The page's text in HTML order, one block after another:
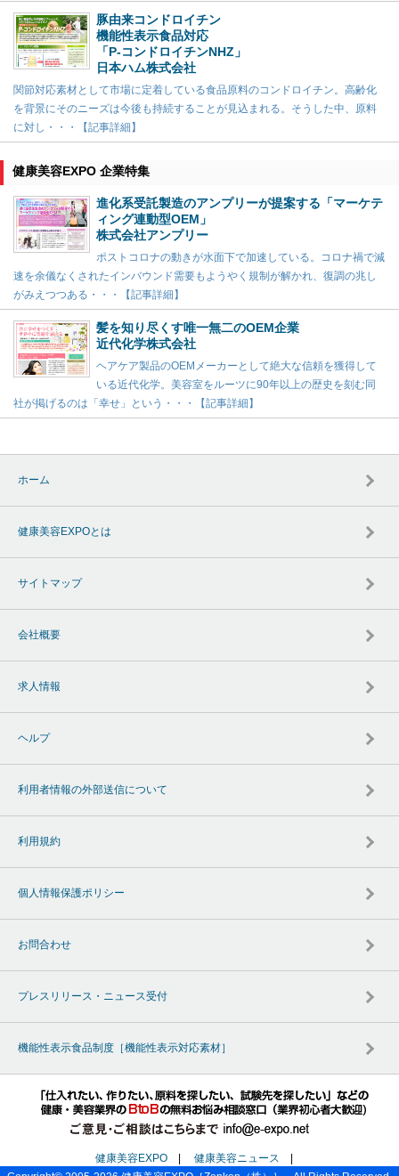
豚由来コンドロイチン
機能性表示食品対応
「P-コンドロイチンNHZ」
日本ハム株式会社
関節対応素材として市場に定着している食品原料のコンドロイチン。高齢化
を背景にそのニーズは今後も持続することが見込まれる。そうした中、原料
に対し・・・【記事詳細】
健康美容EXPO 企業特集
進化系受託製造のアンプリーが提案する「マーケテ
ィング連動型OEM」
株式会社アンプリー
ポストコロナの動きが水面下で加速している。コロナ禍で減
速を余儀なくされたインバウンド需要もようやく規制が解かれ、復調の兆し
がみえつつある・・・【記事詳細】
髪を知り尽くす唯一無二のOEM企業
近代化学株式会社
ヘアケア製品のOEMメーカーとして絶大な信頼を獲得して
いる近代化学。美容室をルーツに90年以上の歴史を刻む同
社が掲げるのは「幸せ」という・・・【記事詳細】
ホーム
健康美容EXPOとは
サイトマップ
会社概要
求人情報
ヘルプ
利用者情報の外部送信について
利用規約
個人情報保護ポリシー
お問合わせ
プレスリリース・ニュース受付
機能性表示食品制度［機能性表示対応素材］
健康美容EXPO 健康美容ニュース